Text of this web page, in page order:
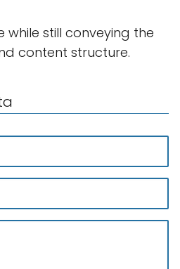
while still conveying the
content structure.